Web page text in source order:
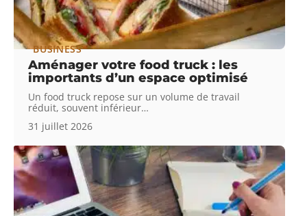
BUSINESS
Aménager votre food truck : les
importants d’un espace optimisé
Un food truck repose sur un volume de travail
réduit, souvent inférieur…
31 juillet 2026